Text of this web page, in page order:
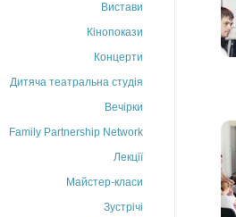
Вистави
Кінопокази
Концерти
Дитяча театральна студія
Вечірки
Family Partnership Network
Лекції
Майстер-класи
Зустрічі